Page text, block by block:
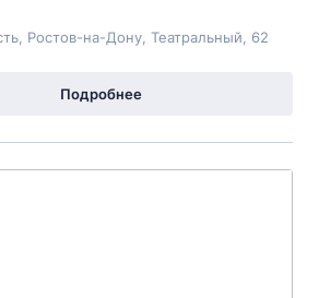
Ростов-на-Дону, Театральный, 62
Подробнее